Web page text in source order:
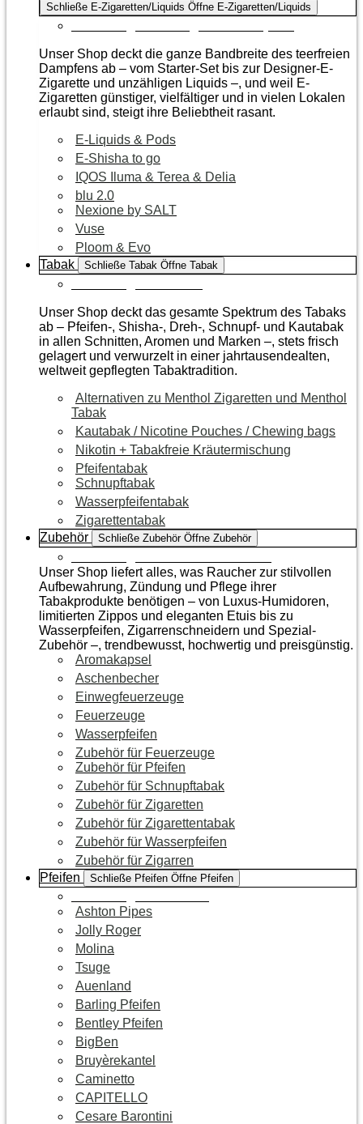
Schließe E-Zigaretten/Liquids Öffne E-Zigaretten/Liquids
Unser Shop deckt die ganze Bandbreite des teerfreien
Dampfens ab – vom Starter-Set bis zur Designer-E-
Zigarette und unzähligen Liquids –, und weil E-
Zigaretten günstiger, vielfältiger und in vielen Lokalen
erlaubt sind, steigt ihre Beliebtheit rasant.
E-Liquids & Pods
E-Shisha to go
IQOS Iluma & Terea & Delia
blu 2.0
Nexione by SALT
Vuse
Ploom & Evo
Tabak
Schließe Tabak Öffne Tabak
Unser Shop deckt das gesamte Spektrum des Tabaks
ab – Pfeifen-, Shisha-, Dreh-, Schnupf- und Kautabak
in allen Schnitten, Aromen und Marken –, stets frisch
gelagert und verwurzelt in einer jahrtausendealten,
weltweit gepflegten Tabaktradition.
Alternativen zu Menthol Zigaretten und Menthol
Tabak
Kautabak / Nicotine Pouches / Chewing bags
Nikotin + Tabakfreie Kräutermischung
Pfeifentabak
Schnupftabak
Wasserpfeifentabak
Zigarettentabak
Zubehör
Schließe Zubehör Öffne Zubehör
Unser Shop liefert alles, was Raucher zur stilvollen
Aufbewahrung, Zündung und Pflege ihrer
Tabakprodukte benötigen – von Luxus-Humidoren,
limitierten Zippos und eleganten Etuis bis zu
Wasserpfeifen, Zigarrenschneidern und Spezial-
Zubehör –, trendbewusst, hochwertig und preisgünstig.
Aromakapsel
Aschenbecher
Einwegfeuerzeuge
Feuerzeuge
Wasserpfeifen
Zubehör für Feuerzeuge
Zubehör für Pfeifen
Zubehör für Schnupftabak
Zubehör für Zigaretten
Zubehör für Zigarettentabak
Zubehör für Wasserpfeifen
Zubehör für Zigarren
Pfeifen
Schließe Pfeifen Öffne Pfeifen
Ashton Pipes
Jolly Roger
Molina
Tsuge
Auenland
Barling Pfeifen
Bentley Pfeifen
BigBen
Bruyèrekantel
Caminetto
CAPITELLO
Cesare Barontini